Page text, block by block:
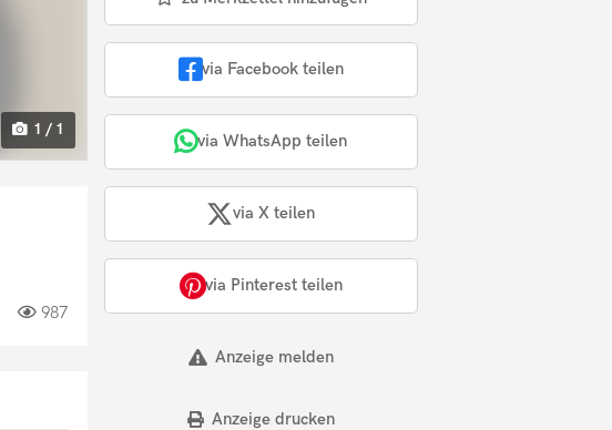
1 / 1
987
via Facebook teilen
via WhatsApp teilen
via X teilen
via Pinterest teilen
Anzeige melden
Anzeige drucken